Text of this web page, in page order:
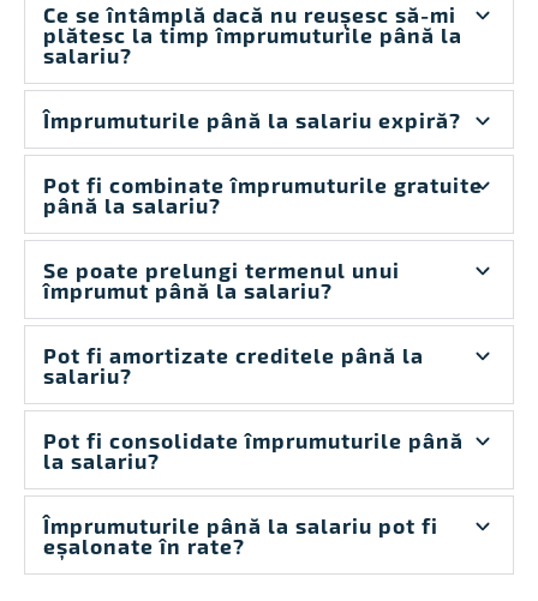
Ce se întâmplă dacă nu reușesc să-mi
plătesc la timp împrumuturile până la
salariu?
Împrumuturile până la salariu expiră?
Pot fi combinate împrumuturile gratuite
până la salariu?
Se poate prelungi termenul unui
împrumut până la salariu?
Pot fi amortizate creditele până la
salariu?
Pot fi consolidate împrumuturile până
la salariu?
Împrumuturile până la salariu pot fi
eșalonate în rate?